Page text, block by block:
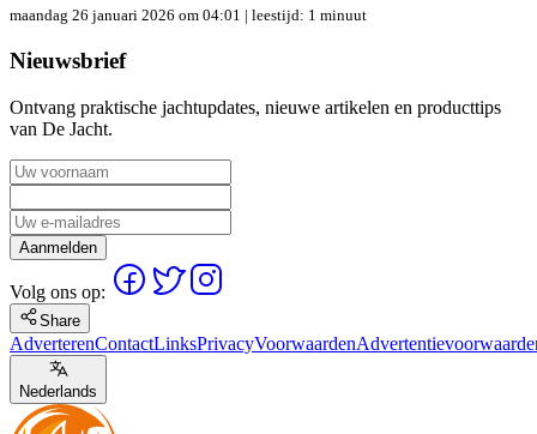
maandag 26 januari 2026 om 04:01 | leestijd: 1 minuut
Nieuwsbrief
Ontvang praktische jachtupdates, nieuwe artikelen en producttips
van De Jacht.
Aanmelden
Volg ons op:
Share
AdverterenContactLinksPrivacyVoorwaarden
Nederlands